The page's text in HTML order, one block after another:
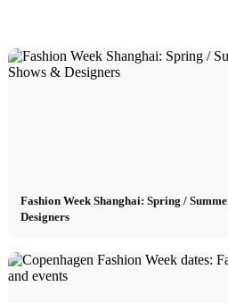
Fashion Week Shanghai: Spring /
Designers